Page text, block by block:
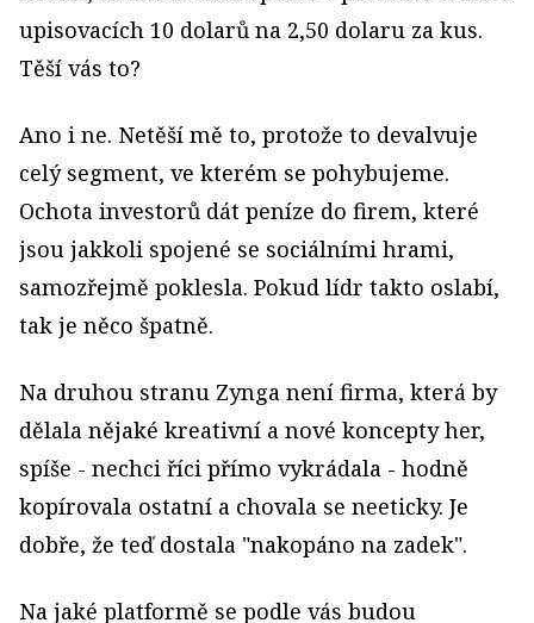
upisovacích 10 dolarů na 2,50 dolaru za kus.
Těší vás to?
Ano i ne. Netěší mě to, protože to devalvuje
celý segment, ve kterém se pohybujeme.
Ochota investorů dát peníze do firem, které
jsou jakkoli spojené se sociálními hrami,
samozřejmě poklesla. Pokud lídr takto oslabí,
tak je něco špatně.
Na druhou stranu Zynga není firma, která by
dělala nějaké kreativní a nové koncepty her,
spíše - nechci říci přímo vykrádala - hodně
kopírovala ostatní a chovala se neeticky. Je
dobře, že teď dostala "nakopáno na zadek".
Na jaké platformě se podle vás budou